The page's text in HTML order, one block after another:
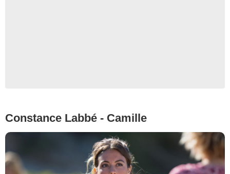
Constance Labbé - Camille